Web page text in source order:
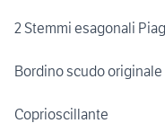
2 Stemmi esagonali
Bordino scudo originale
Coprioscillante